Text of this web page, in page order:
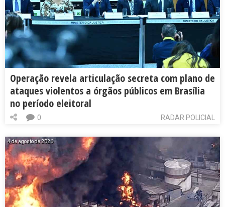
Operação revela articulação secreta com plano de
ataques violentos a órgãos públicos em Brasília
no período eleitoral
RADAR POLICIAL
0
4 de agosto de 2026